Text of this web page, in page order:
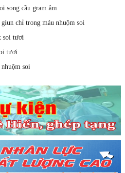
song cầu gram âm
chỉ trong máu nhuộm soi
soi tươi
tươi
soi